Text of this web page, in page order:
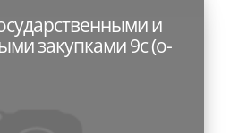
и
закупками 9с (о-